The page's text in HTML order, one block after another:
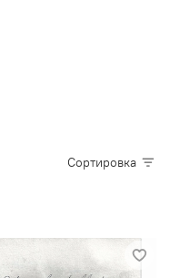
Сортировка